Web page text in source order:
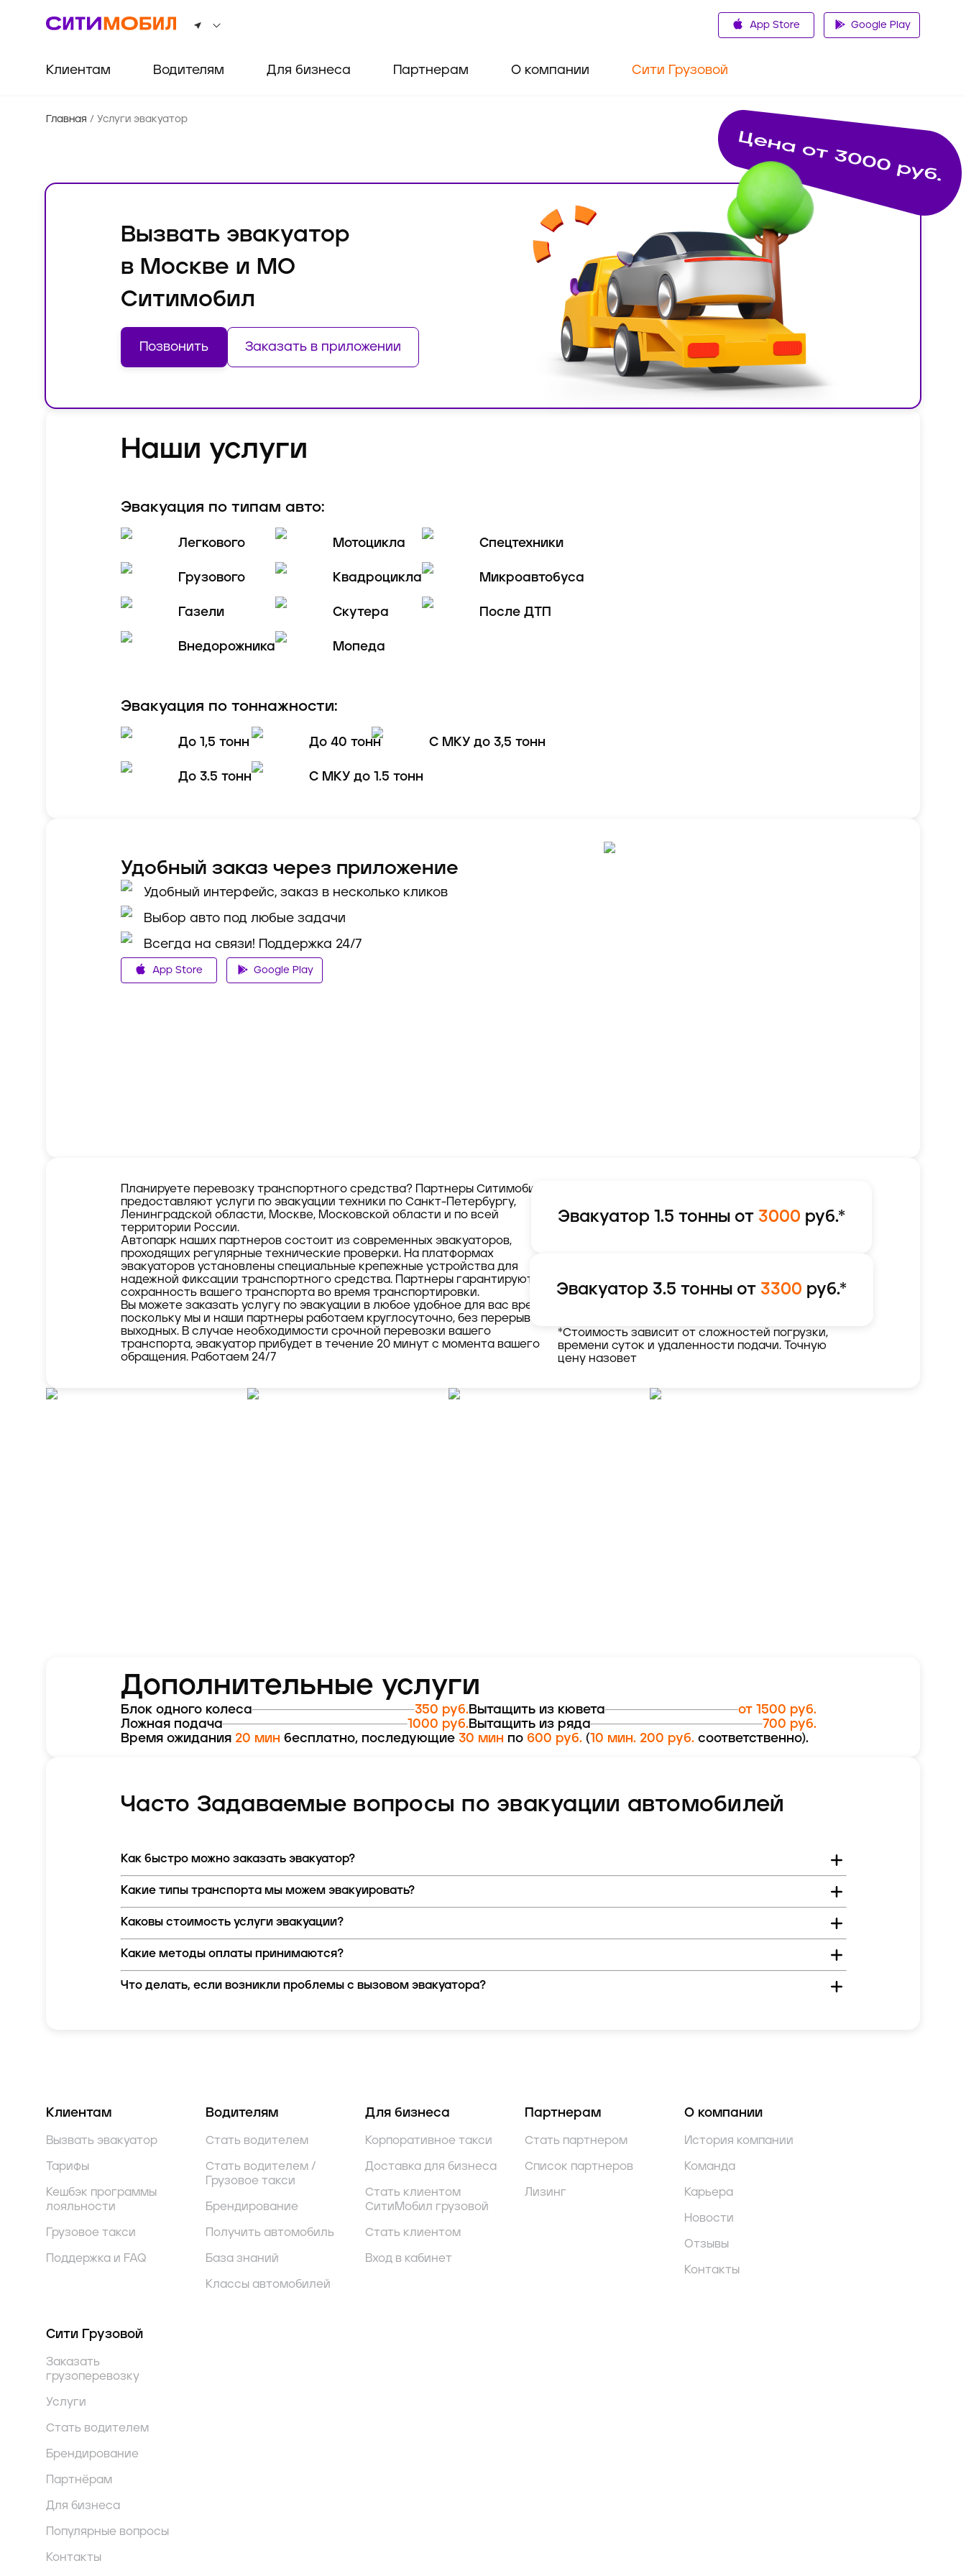
App Store Google Play
Клиентам Водителям Для бизнеса Партнерам О компании Сити Грузовой
Главная / Услуги эвакуатор
Вызвать эвакуатор
в Москве и МО
Ситимобил
Позвонить Заказать в приложении
Наши услуги
Эвакуация по типам авто:
Легкового
Грузового
Газели
Внедорожника
Мотоцикла
Квадроцикла
Скутера
Мопеда
Спецтехники
Микроавтобуса
После ДТП
Эвакуация по тоннажности:
До 1,5 тонн
До 3.5 тонн
До 40 тонн
С МКУ до 1.5 тонн
С МКУ до 3,5 тонн
Удобный заказ через приложение
Удобный интерфейс, заказ в несколько кликов
Выбор авто под любые задачи
Всегда на связи! Поддержка 24/7
App Store Google Play
Планируете перевозку транспортного средства? Партнеры Ситимобил
предоставляют услуги по эвакуации техники по Санкт-Петербургу,
Ленинградской области, Москве, Московской области и по всей
территории России.
Автопарк наших партнеров состоит из современных эвакуаторов,
проходящих регулярные технические проверки. На платформах
эвакуаторов установлены специальные крепежные устройства для
надежной фиксации транспортного средства. Партнеры гарантируют
сохранность вашего транспорта во время транспортировки.
Вы можете заказать услугу по эвакуации в любое удобное для вас время,
поскольку мы и наши партнеры работаем круглосуточно, без перерывов и
выходных. В случае необходимости срочной перевозки вашего
транспорта, эвакуатор прибудет в течение 20 минут с момента вашего
обращения. Работаем 24/7
Эвакуатор 1.5 тонны от 3000 руб.*
Эвакуатор 3.5 тонны от 3300 руб.*
*Стоимость зависит от сложностей погрузки,
времени суток и удаленности подачи. Точную
цену назовет
Дополнительные услуги
Блок одного колеса 350 руб.Вытащить из кювета
от 1500 руб.
Ложная подача
1000 руб.Вытащить из ряда
700 руб.
Время ожидания 20 мин бесплатно, последующие 30 мин по 600 руб. (10 мин. 200 руб. соответственно).
Часто Задаваемые вопросы по эвакуации автомобилей
Как быстро можно заказать эвакуатор?
Какие типы транспорта мы можем эвакуировать?
Каковы стоимость услуги эвакуации?
Какие методы оплаты принимаются?
Что делать, если возникли проблемы с вызовом эвакуатора?
Клиентам
Вызвать эвакуатор
Тарифы
Кешбэк программы
лояльности
Грузовое такси
Поддержка и FAQ
Водителям
Стать водителем
Стать водителем /
Грузовое такси
Брендирование
Получить автомобиль
База знаний
Классы автомобилей
Для бизнеса
Корпоративное такси
Доставка для бизнеса
Стать клиентом
СитиМобил грузовой
Стать клиентом
Вход в кабинет
Партнерам
Стать партнером
Список партнеров
Лизинг
О компании
История компании
Команда
Карьера
Новости
Отзывы
Контакты
Сити Грузовой
Заказать
грузоперевозку
Услуги
Стать водителем
Брендирование
Партнёрам
Для бизнеса
Популярные вопросы
Контакты